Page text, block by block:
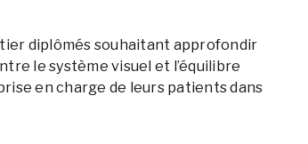
diplômés souhaitant approfondir
le système visuel et l’équilibre
en charge de leurs patients dans